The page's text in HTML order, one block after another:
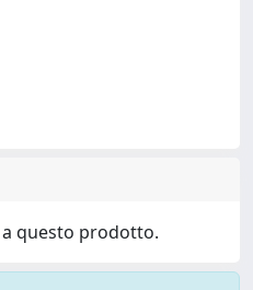
questo prodotto.